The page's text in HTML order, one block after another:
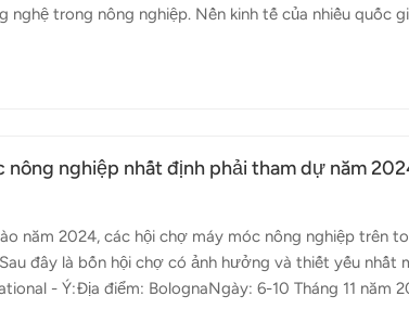
nghệ trong nông nghiệp. Nền kinh tế của nhiều quốc
hậu. Với xu hướng bùng nổ của công nghệ số trên
đại vào sản xuất nông nghiệp nổi lên như một giải
nông nghiệp nhất định phải tham dự năm
năm 2024, các hội chợ máy móc nông nghiệp trên
đây là bốn hội chợ có ảnh hưởng và thiết yếu
- Ý:Địa điểm: BolognaNgày: 6-10 Tháng 11